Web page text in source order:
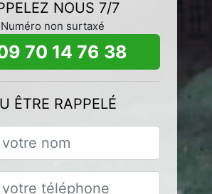
NOUS 7/7
Numéro non surtaxé
70 14 76 38
ÊTRE RAPPELÉ